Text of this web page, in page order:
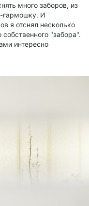
много заборов, из
гармошку. И
я отснял несколько
"забора".
интересно